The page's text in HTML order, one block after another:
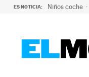
ES NOTICIA: Niños coche